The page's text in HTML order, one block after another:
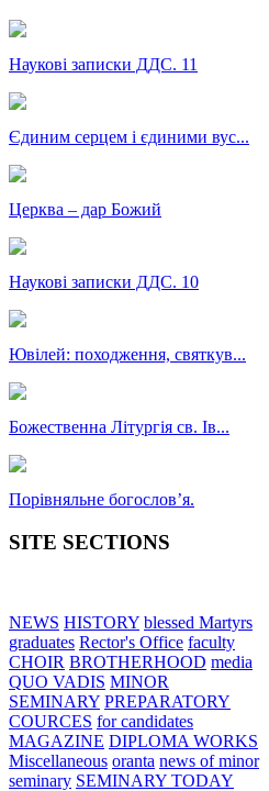
Наукові записки ДДС. 11
Єдиним серцем і єдиними вус...
Церква – дар Божий
Наукові записки ДДС. 10
Ювілей: походження, святкув...
Божественна Літургія св. Ів...
Порівняльне богословʼя.
SITE SECTIONS
NEWS HISTORY blessed Martyrs
graduates Rector's Office faculty
CHOIR BROTHERHOOD media
QUO VADIS MINOR
SEMINARY PREPARATORY
COURCES for candidates
MAGAZINE DIPLOMA WORKS
Miscellaneous oranta news of minor
seminary SEMINARY TODAY